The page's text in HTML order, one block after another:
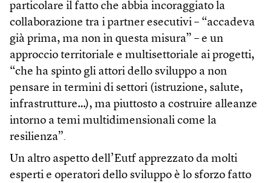
particolare il fatto che abbia incoraggiato la
collaborazione tra i partner esecutivi – “accadeva
già prima, ma non in questa misura” – e un
approccio territoriale e multisettoriale ai progetti,
“che ha spinto gli attori dello sviluppo a non
pensare in termini di settori (istruzione, salute,
infrastrutture…), ma piuttosto a costruire alleanze
intorno a temi multidimensionali come la
resilienza”.
Un altro aspetto dell’Eutf apprezzato da molti
esperti e operatori dello sviluppo è lo sforzo fatto